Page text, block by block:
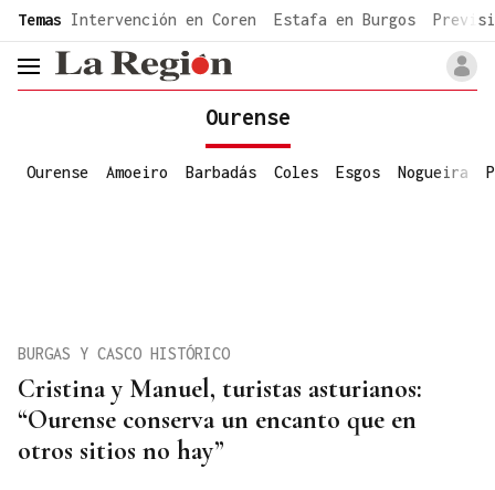
common.go-to-content
Temas Intervención en Coren Estafa en Burgos
header.menu.open
Ourense
Ourense Amoeiro Barbadás Coles Esgos Nogueira
Cristina y Manuel, turistas asturianos:
“Ourense conserva un encanto que en
otros sitios no hay”
BURGAS Y CASCO HISTÓRICO